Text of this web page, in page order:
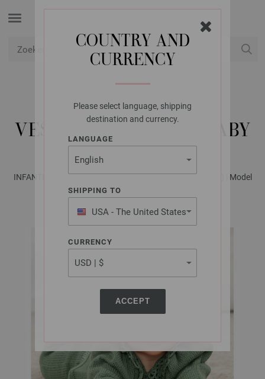
COUNTRY AND
CURRENCY
Please select language, shipping
destination and currency.
LANGUAGE
SHIPPING TO
USA - The United States
of America
CURRENCY
ACCEPT
LANA GROSSA
VESTJE COOL WOOL BABY
INFANTI No. 19 - Tijdschrift (DE) + Breibeschrijvingen (NL) | Model